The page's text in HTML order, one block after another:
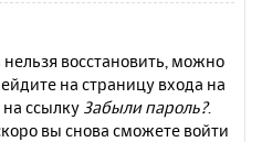
восстановить, можно
на страницу входа на
ссылку Забыли пароль?.
вы снова сможете войти